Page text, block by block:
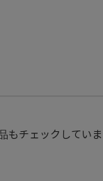
もチェックしてい